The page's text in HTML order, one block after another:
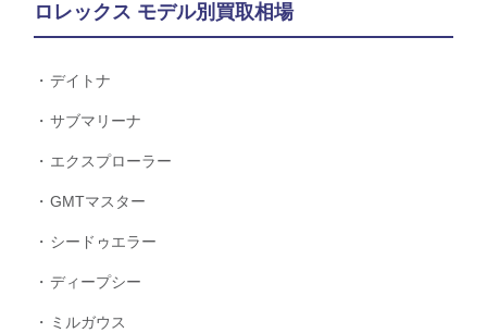
ロレックス モデル別買取相場
デイトナ
サブマリーナ
エクスプローラー
GMTマスター
シードゥエラー
ディープシー
ミルガウス